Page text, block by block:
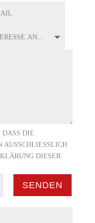
DIE
G
DIESER WE
SENDEN